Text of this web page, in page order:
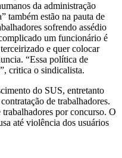
da administração
também estão na pauta de
sofrendo assédio
um funcionário é
e quer colocar
“Essa política de
critica o sindicalista.
do SUS, entretanto
de trabalhadores.
trabalhadores por concurso. O
até violência dos usuários